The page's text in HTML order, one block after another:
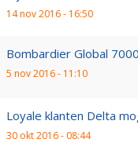
14 nov 2016 - 16:50
Bombardier Global
5 nov 2016 - 11:10
Loyale klanten Delta
30 okt 2016 - 08:44